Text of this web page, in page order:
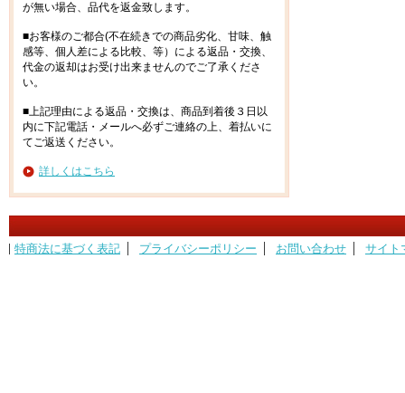
が無い場合、品代を返金致します。
■お客様のご都合(不在続きでの商品劣化、甘味、触
感等、個人差による比較、等）による返品・交換、
代金の返却はお受け出来ませんのでご了承くださ
い。
■上記理由による返品・交換は、商品到着後３日以
内に下記電話・メールへ必ずご連絡の上、着払いに
てご返送ください。
詳しくはこちら
特商法に基づく表記 プライバシーポリシー お問い合わせ サイト